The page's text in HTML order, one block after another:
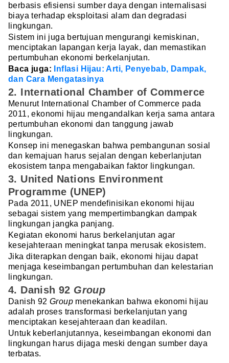
berbasis efisiensi sumber daya dengan internalisasi
biaya terhadap eksploitasi alam dan degradasi
lingkungan.
Sistem ini juga bertujuan mengurangi kemiskinan,
menciptakan lapangan kerja layak, dan memastikan
pertumbuhan ekonomi berkelanjutan.
Baca juga:
Inflasi Hijau: Arti, Penyebab, Dampak,
dan Cara Mengatasinya
2. International Chamber of Commerce
Menurut International Chamber of Commerce pada
2011, ekonomi hijau mengandalkan kerja sama antara
pertumbuhan ekonomi dan tanggung jawab
lingkungan.
Konsep ini menegaskan bahwa pembangunan sosial
dan kemajuan harus sejalan dengan keberlanjutan
ekosistem tanpa mengabaikan faktor lingkungan.
3. United Nations Environment
Programme (UNEP)
Pada 2011, UNEP mendefinisikan ekonomi hijau
sebagai sistem yang mempertimbangkan dampak
lingkungan jangka panjang.
Kegiatan ekonomi harus berkelanjutan agar
kesejahteraan meningkat tanpa merusak ekosistem.
Jika diterapkan dengan baik, ekonomi hijau dapat
menjaga keseimbangan pertumbuhan dan kelestarian
lingkungan.
4. Danish 92 Group
Danish 92 Group menekankan bahwa ekonomi hijau
adalah proses transformasi berkelanjutan yang
menciptakan kesejahteraan dan keadilan.
Untuk keberlanjutannya, keseimbangan ekonomi dan
lingkungan harus dijaga meski dengan sumber daya
terbatas.